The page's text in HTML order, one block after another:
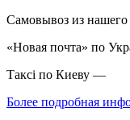
Самовывоз из
«Новая почта» по
Таксі по Киеву —
Более подробная